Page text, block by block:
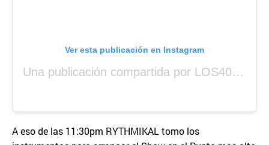
Ver esta publicación en Instagram
Una publicación compartida por LOS40 Panamá (@los40panama)
A eso de las 11:30pm RYTHMIKAL tomo los